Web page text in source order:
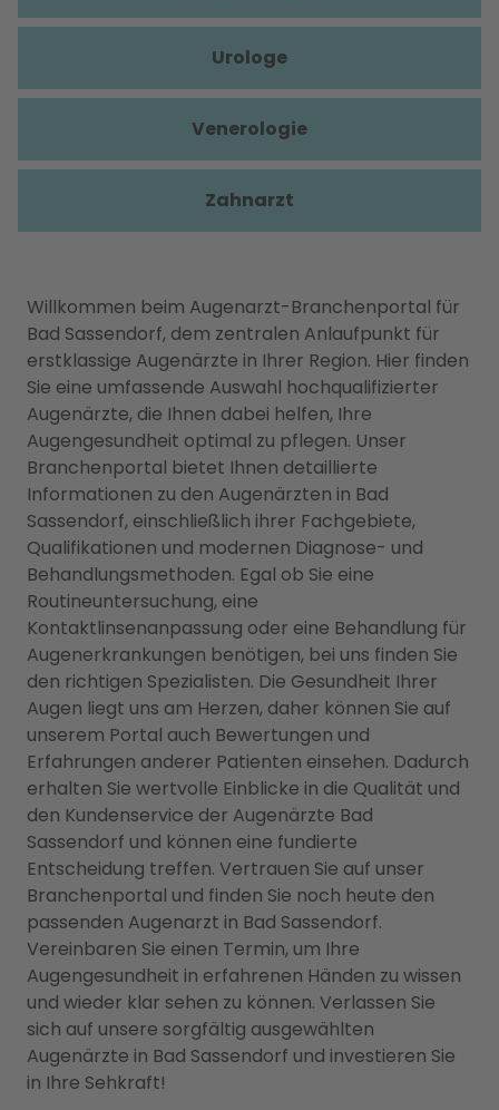
Willkommen beim Augenarzt-Branchenportal für
Bad Sassendorf, dem zentralen Anlaufpunkt für
erstklassige Augenärzte in Ihrer Region. Hier finden
Sie eine umfassende Auswahl hochqualifizierter
Augenärzte, die Ihnen dabei helfen, Ihre
Augengesundheit optimal zu pflegen. Unser
Branchenportal bietet Ihnen detaillierte
Informationen zu den Augenärzten in Bad
Sassendorf, einschließlich ihrer Fachgebiete,
Qualifikationen und modernen Diagnose- und
Behandlungsmethoden. Egal ob Sie eine
Routineuntersuchung, eine
Kontaktlinsenanpassung oder eine Behandlung für
Augenerkrankungen benötigen, bei uns finden Sie
den richtigen Spezialisten. Die Gesundheit Ihrer
Augen liegt uns am Herzen, daher können Sie auf
unserem Portal auch Bewertungen und
Erfahrungen anderer Patienten einsehen. Dadurch
erhalten Sie wertvolle Einblicke in die Qualität und
den Kundenservice der Augenärzte Bad
Sassendorf und können eine fundierte
Entscheidung treffen. Vertrauen Sie auf unser
Branchenportal und finden Sie noch heute den
passenden Augenarzt in Bad Sassendorf.
Vereinbaren Sie einen Termin, um Ihre
Augengesundheit in erfahrenen Händen zu wissen
und wieder klar sehen zu können. Verlassen Sie
sich auf unsere sorgfältig ausgewählten
Augenärzte in Bad Sassendorf und investieren Sie
in Ihre Sehkraft!
Urologe
Venerologie
Zahnarzt